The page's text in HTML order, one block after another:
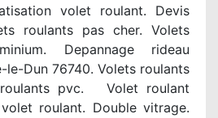
volet roulant. Devis
roulants pas cher. Volets
Depannage rideau
le-Dun 76740. Volets roulants
roulants pvc. Volet roulant
roulant. Double vitrage.